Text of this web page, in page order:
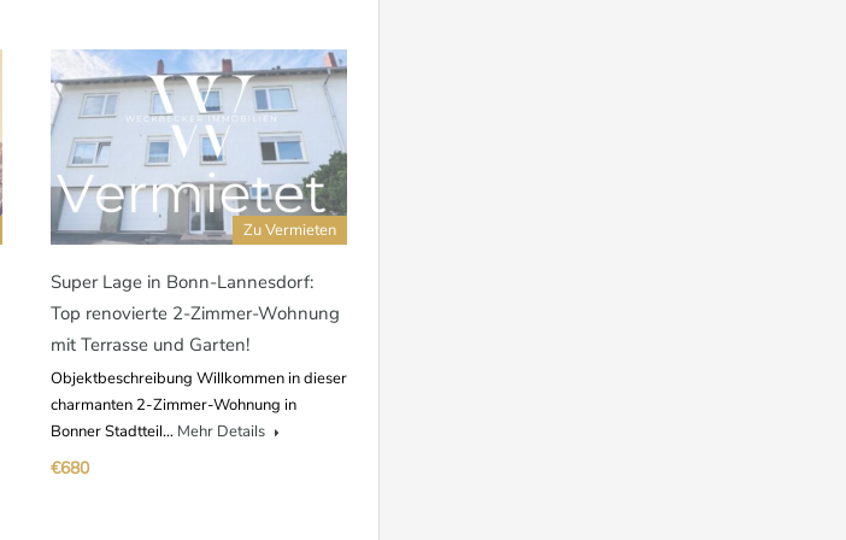
Zu Vermieten
Super Lage in Bonn-Lannesdorf:
Top renovierte 2-Zimmer-Wohnung
mit Terrasse und Garten!
Objektbeschreibung Willkommen in dieser
charmanten 2-Zimmer-Wohnung in
Bonner Stadtteil… Mehr Details
€680